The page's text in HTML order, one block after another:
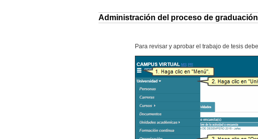
Administración del proceso de
Para revisar y aprobar el trabajo de tesis